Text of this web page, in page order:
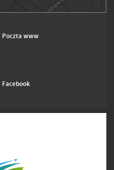
Poczta www
Facebook